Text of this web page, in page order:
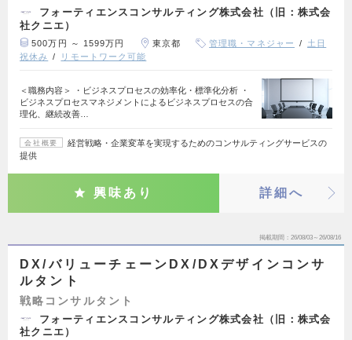
フォーティエンスコンサルティング株式会社（旧：株式会
社クニエ）
500万円 ～ 1599万円 東京都 管理職・マネジャー
土日
祝休み
リモートワーク可能
＜職務内容＞ ・ビジネスプロセスの効率化・標準化分析 ・
ビジネスプロセスマネジメントによるビジネスプロセスの合
理化、継続改善…
会社概要
経営戦略・企業変革を実現するためのコンサルティングサービスの
提供
興味あり 詳細へ
掲載期間 26/08/03～26/08/16
DX/バリューチェーンDX/DXデザインコンサ
ルタント
戦略コンサルタント
フォーティエンスコンサルティング株式会社（旧：株式会
社クニエ）